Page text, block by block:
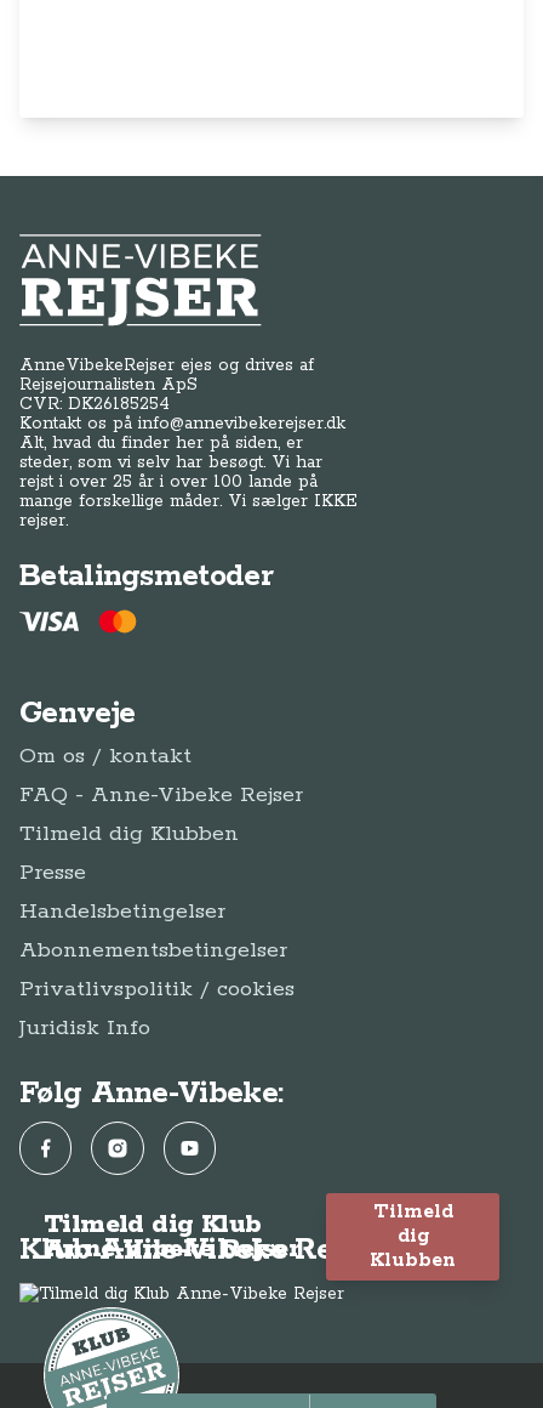
Anne-Vibeke Rejser
AnneVibekeRejser ejes og drives af
Rejsejournalisten ApS
CVR: DK26185254
Kontakt os påinfo@annevibekerejser.dk
Alt, hvad du finder her på siden, er
steder, som vi selv har besøgt. Vi har
rejst i over 25 år i over 100 lande på
mange forskellige måder. Vi sælger IKKE
rejser.
Betalingsmetoder
Genveje
Om os / kontakt
FAQ - Anne-Vibeke Rejser
Tilmeld dig Klubben
Presse
Handelsbetingelser
Abonnementsbetingelser
Privatlivspolitik / cookies
Juridisk Info
Følg Anne-Vibeke:
FacebookInstagramYouTube
Klub Anne-Vibeke Rejser
Tilmeld dig Klub
Anne-Vibeke Rejser
Tilmeld
dig
Klubben
© Anne-Vibeke Rejser 2026